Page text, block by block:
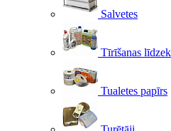
Salvetes
Tīrīšanas
Tualetes papīrs